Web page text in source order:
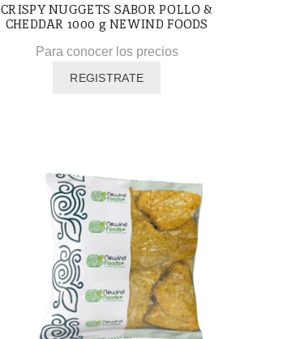
CRISPY NUGGETS SABOR POLLO &
CHEDDAR 1000 g NEWIND FOODS
Para conocer los precios
REGISTRATE